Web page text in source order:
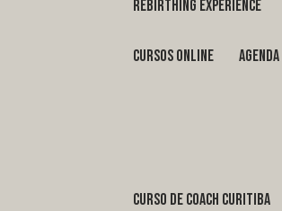
REBIRTHING EXPERIENCE
Cursos Online Agenda
curso de coach Curitiba